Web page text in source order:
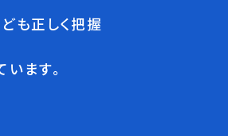
も正しく把握
ます。